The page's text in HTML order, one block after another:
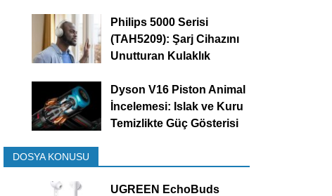
Philips 5000 Serisi
(TAH5209): Şarj Cihazını
Unutturan Kulaklık
Dyson V16 Piston Animal
İncelemesi: Islak ve Kuru
Temizlikte Güç Gösterisi
DOSYA KONUSU
UGREEN EchoBuds